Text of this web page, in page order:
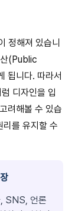
정해져 있습니
산(Public
됩니다. 따라서
디자인을 입
려해볼 수 있습
리를 유지할 수
, SNS, 언론